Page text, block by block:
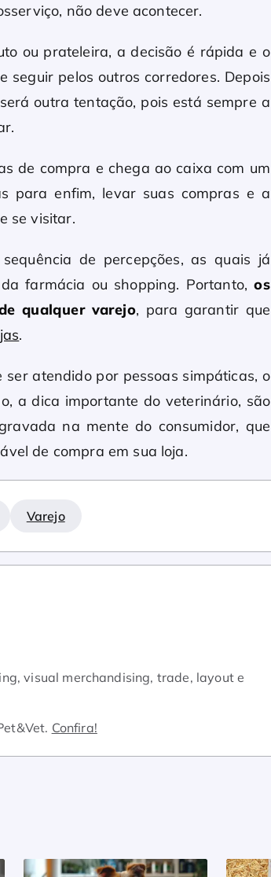
não deve acontecer.
ou prateleira, a decisão é rápida e o
pelos outros corredores. Depois
outra tentação, pois está sempre a
de compra e chega ao caixa com um
para enfim, levar suas compras e a
se visitar.
de percepções, as quais já
farmácia ou shopping. Portanto,os
qualquer varejo, para garantir que
.
atendido por pessoas simpáticas, o
a dica importante do veterinário, são
na mente do consumidor, que
de compra em sua loja.
Varejo
visual merchandising, trade, layout e
Confira!